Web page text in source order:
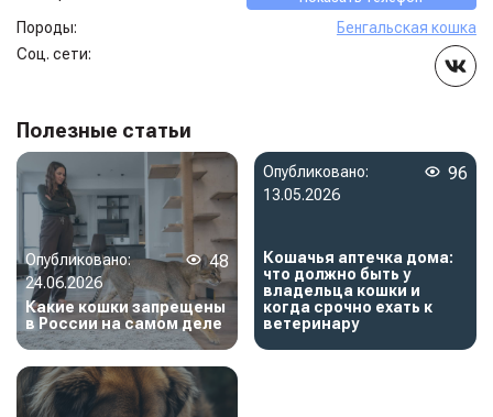
Породы:
Бенгальская кошка
Соц. сети:
Полезные статьи
Опубликовано:
24.06.2026
48
Какие кошки запрещены
в России на самом деле
Опубликовано:
13.05.2026
96
Кошачья аптечка дома:
что должно быть у
владельца кошки и
когда срочно ехать к
ветеринару